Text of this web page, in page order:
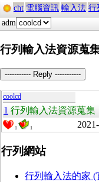
cht 電腦資訊 輸入法 行
adm
行列輸入法資源蒐
----------- Reply -----------
coolcd
1 行列輸入法資源蒐集
1 1
行列網站
行列輸入法的家 (